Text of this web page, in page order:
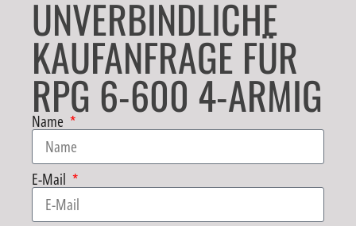
UNVERBINDLICHE
KAUFANFRAGE FÜR
RPG 6-600 4-ARMIG
Name
E-Mail